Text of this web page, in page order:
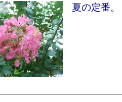
夏の定番。